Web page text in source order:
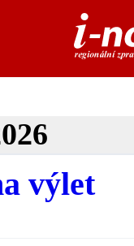
výlet